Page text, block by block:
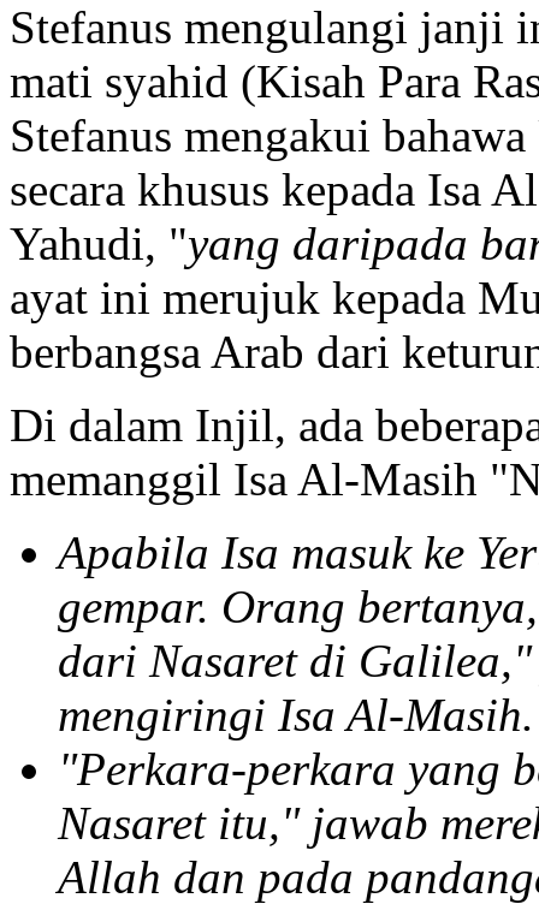
Stefanus mengulangi janji
mati syahid (Kisah Para
Stefanus mengakui
secara khusus kepada Isa
Yahudi, "yang daripada
ayat ini merujuk kepada
berbangsa Arab dari
Di dalam Injil, ada
memanggil Isa Al-Masih
Apabila Isa masuk ke
gempar. Orang
dari Nasaret di
mengiringi Isa Al-Masih.
"Perkara-perkara yang
Nasaret itu," jawab
Allah dan pada